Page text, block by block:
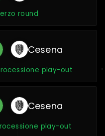
round
Cesena
play-out
Cesena
play-out